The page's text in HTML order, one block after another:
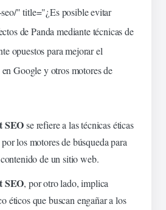
" title="¿Es posible evitar
de Panda mediantetécnicasde
opuestos para mejorar el
Google y otros motores de
SEOse refiere a las técnicas éticas
los motores de búsqueda para
de unsitioweb.
SEO, por otro lado, implica
éticos que buscan engañar a los